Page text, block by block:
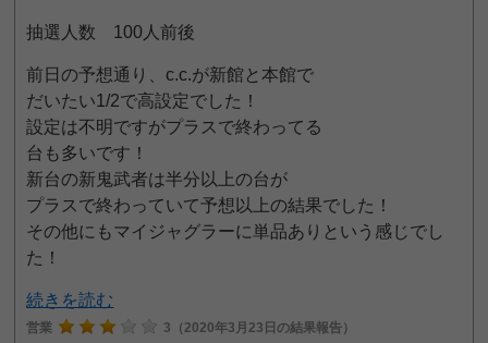
抽選人数 100人前後
前日の予想通り、c.c.が新館と本館で
だいたい1/2で高設定でした！
設定は不明ですがプラスで終わってる
台も多いです！
新台の新鬼武者は半分以上の台が
プラスで終わっていて予想以上の結果でした！
その他にもマイジャグラーに単品ありという感じでし
た！
続きを読む
営業 3 （2020年3月23日の結果報告）